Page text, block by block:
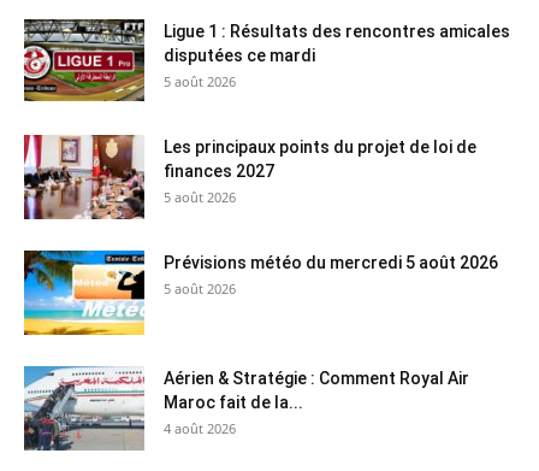
Ligue 1 : Résultats des rencontres amicales
disputées ce mardi
5 août 2026
Les principaux points du projet de loi de
finances 2027
5 août 2026
Prévisions météo du mercredi 5 août 2026
5 août 2026
Aérien & Stratégie : Comment Royal Air
Maroc fait de la...
4 août 2026